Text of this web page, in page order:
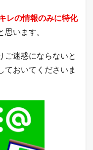
レの情報のみに特化
思います。
ご迷惑にならないと
ておいてくださいま